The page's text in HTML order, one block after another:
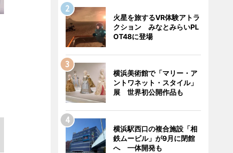
火星を旅するVR体験アトラ
クション みなとみらいPL
OT48に登場
横浜美術館で「マリー・ア
ントワネット・スタイル」
展 世界初公開作品も
横浜駅西口の複合施設「相
鉄ムービル」が9月に閉館
へ 一体開発も